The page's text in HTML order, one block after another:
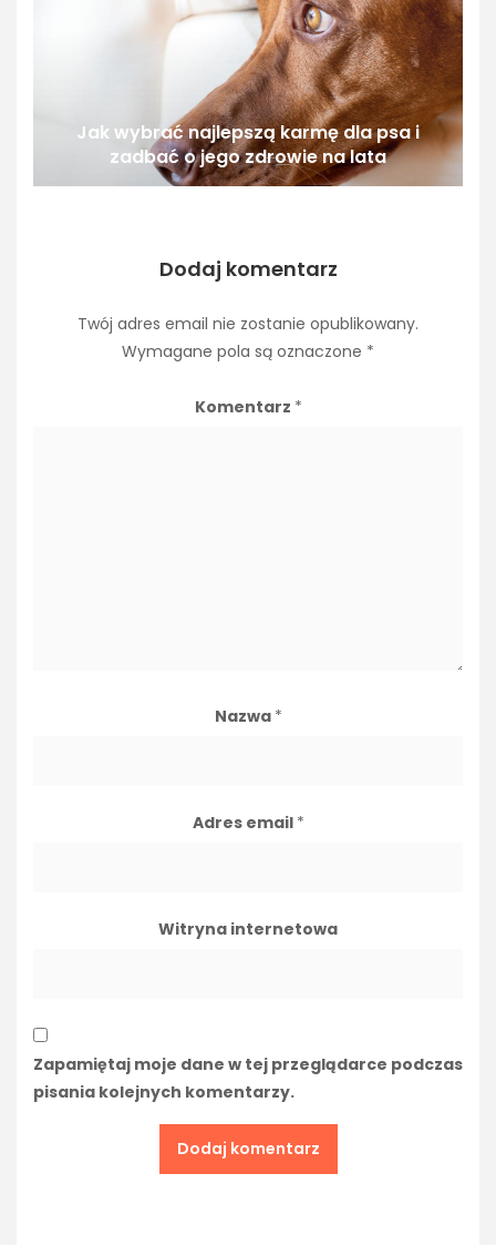
Jak wybrać najlepszą karmę dla psa i
zadbać o jego zdrowie na lata
Dodaj komentarz
Twój adres email nie zostanie opublikowany.
Wymagane pola są oznaczone *
Komentarz *
Nazwa *
Adres email *
Witryna internetowa
Zapamiętaj moje dane w tej przeglądarce podczas
pisania kolejnych komentarzy.